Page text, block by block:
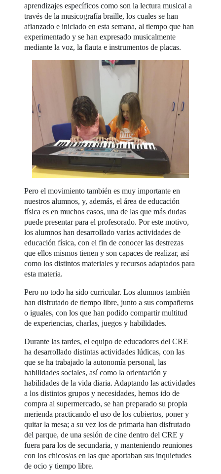
aprendizajes específicos como son la lectura musical a
través de la musicografía braille, los cuales se han
afianzado e iniciado en esta semana, al tiempo que han
experimentado y se han expresado musicalmente
mediante la voz, la flauta e instrumentos de placas.
Pero el movimiento también es muy importante en
nuestros alumnos, y, además, el área de educación
física es en muchos casos, una de las que más dudas
puede presentar para el profesorado. Por este motivo,
los alumnos han desarrollado varias actividades de
educación física, con el fin de conocer las destrezas
que ellos mismos tienen y son capaces de realizar, así
como los distintos materiales y recursos adaptados para
esta materia.
Pero no todo ha sido curricular. Los alumnos también
han disfrutado de tiempo libre, junto a sus compañeros
o iguales, con los que han podido compartir multitud
de experiencias, charlas, juegos y habilidades.
Durante las tardes, el equipo de educadores del CRE
ha desarrollado distintas actividades lúdicas, con las
que se ha trabajado la autonomía personal, las
habilidades sociales, así como la orientación y
habilidades de la vida diaria. Adaptando las actividades
a los distintos grupos y necesidades, hemos ido de
compra al supermercado, se han preparado su propia
merienda practicando el uso de los cubiertos, poner y
quitar la mesa; a su vez los de primaria han disfrutado
del parque, de una sesión de cine dentro del CRE y
fuera para los de secundaria, y manteniendo reuniones
con los chicos/as en las que aportaban sus inquietudes
de ocio y tiempo libre.